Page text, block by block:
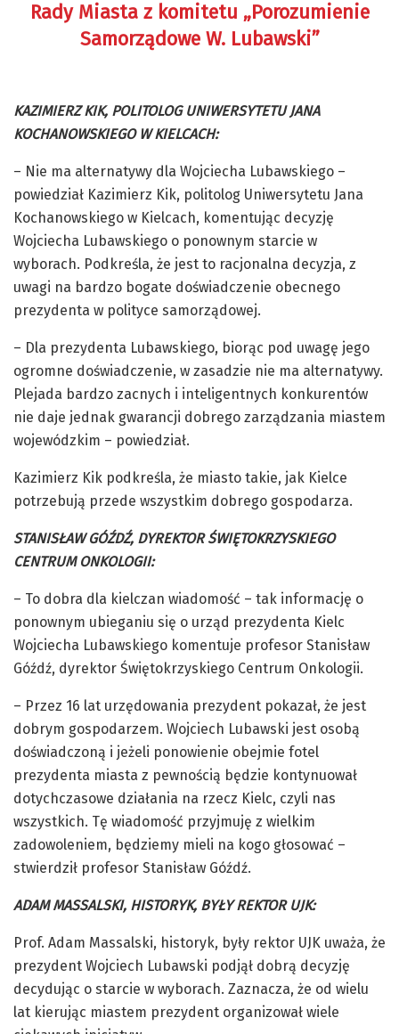
Rady Miasta z komitetu „Porozumienie
Samorządowe W. Lubawski”
KAZIMIERZ KIK, POLITOLOG UNIWERSYTETU JANA
KOCHANOWSKIEGO W KIELCACH:
– Nie ma alternatywy dla Wojciecha Lubawskiego –
powiedział Kazimierz Kik, politolog Uniwersytetu Jana
Kochanowskiego w Kielcach, komentując decyzję
Wojciecha Lubawskiego o ponownym starcie w
wyborach. Podkreśla, że jest to racjonalna decyzja, z
uwagi na bardzo bogate doświadczenie obecnego
prezydenta w polityce samorządowej.
– Dla prezydenta Lubawskiego, biorąc pod uwagę jego
ogromne doświadczenie, w zasadzie nie ma alternatywy.
Plejada bardzo zacnych i inteligentnych konkurentów
nie daje jednak gwarancji dobrego zarządzania miastem
wojewódzkim – powiedział.
Kazimierz Kik podkreśla, że miasto takie, jak Kielce
potrzebują przede wszystkim dobrego gospodarza.
STANISŁAW GÓŹDŹ, DYREKTOR ŚWIĘTOKRZYSKIEGO
CENTRUM ONKOLOGII:
– To dobra dla kielczan wiadomość – tak informację o
ponownym ubieganiu się o urząd prezydenta Kielc
Wojciecha Lubawskiego komentuje profesor Stanisław
Góźdź, dyrektor Świętokrzyskiego Centrum Onkologii.
– Przez 16 lat urzędowania prezydent pokazał, że jest
dobrym gospodarzem. Wojciech Lubawski jest osobą
doświadczoną i jeżeli ponowienie obejmie fotel
prezydenta miasta z pewnością będzie kontynuował
dotychczasowe działania na rzecz Kielc, czyli nas
wszystkich. Tę wiadomość przyjmuję z wielkim
zadowoleniem, będziemy mieli na kogo głosować –
stwierdził profesor Stanisław Góźdź.
ADAM MASSALSKI, HISTORYK, BYŁY REKTOR UJK:
Prof. Adam Massalski, historyk, były rektor UJK uważa, że
prezydent Wojciech Lubawski podjął dobrą decyzję
decydując o starcie w wyborach. Zaznacza, że od wielu
lat kierując miastem prezydent organizował wiele